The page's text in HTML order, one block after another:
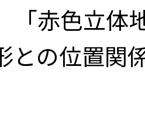
「赤色立体
との位置関